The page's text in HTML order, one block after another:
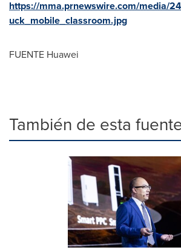
https://mma.prnewswire.com/media/
uck_mobile_classroom.jpg
FUENTE Huawei
También de esta